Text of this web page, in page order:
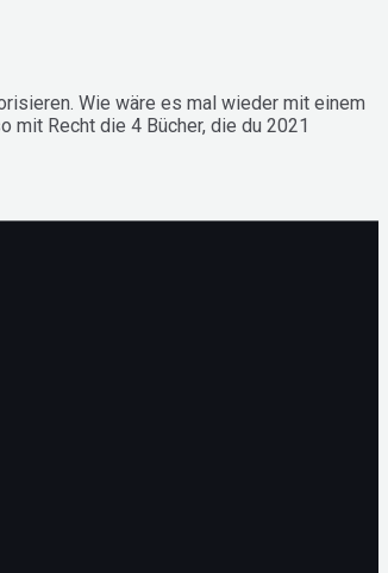
Wie wäre es mal wieder mit einem
Recht die 4 Bücher, die du 2021